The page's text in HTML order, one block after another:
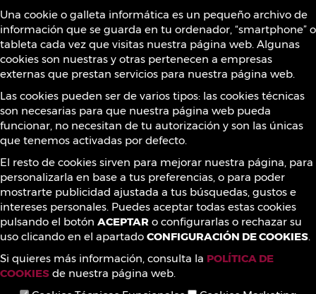
Una cookie o galleta informática es un pequeño archivo de
información que se guarda en tu ordenador, “smartphone” o
tableta cada vez que visitas nuestra página web. Algunas
cookies son nuestras y otras pertenecen a empresas
externas que prestan servicios para nuestra página web.
Las cookies pueden ser de varios tipos: las cookies técnicas
son necesarias para que nuestra página web pueda
funcionar, no necesitan de tu autorización y son las únicas
que tenemos activadas por defecto.
El resto de cookies sirven para mejorar nuestra página, para
personalizarla en base a tus preferencias, o para poder
mostrarte publicidad ajustada a tus búsquedas, gustos e
intereses personales. Puedes aceptar todas estas cookies
pulsando el botón ACEPTAR o configurarlas o rechazar su
uso clicando en el apartado CONFIGURACIÓN DE COOKIES.
Si quieres más información, consulta la POLÍTICA DE
COOKIES de nuestra página web.
Sustancias prohibidas
Contacto
¡Síguenos!